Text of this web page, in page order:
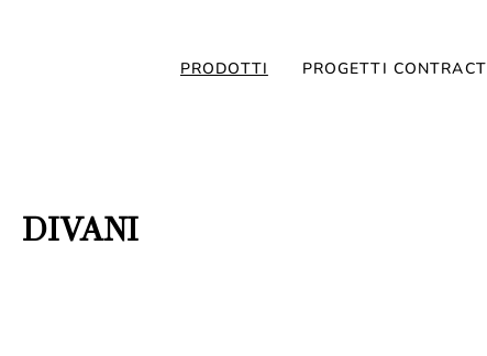
PRODOTTI PROGETTI CONTRACT
DIVANI